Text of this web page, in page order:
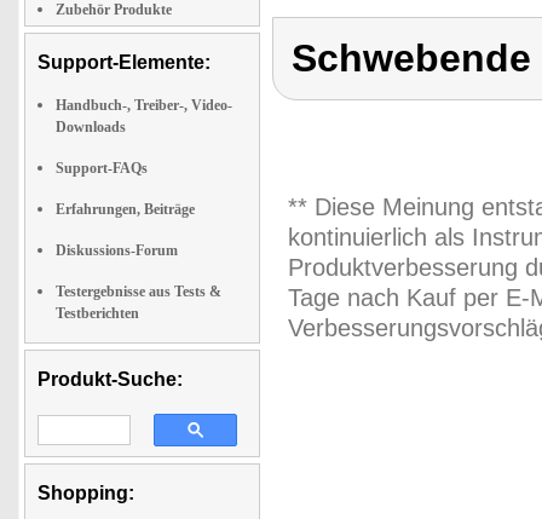
Zubehör Produkte
Support-Elemente:
Handbuch-, Treiber-, Video-
Downloads
Support-FAQs
Erfahrungen, Beiträge
Diskussions-Forum
Testergebnisse aus Tests &
Testberichten
Produkt-Suche:
Shopping:
** Diese Meinung
kontinuierlich als
Produktverbesserung
Tage nach Kauf per E-